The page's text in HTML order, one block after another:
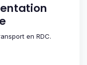
en RDC.